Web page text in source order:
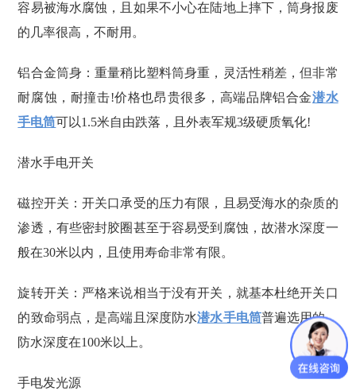
容易被海水腐蚀，且如果不小心在陆地上摔下，筒身报废
的几率很高，不耐用。
铝合金筒身：重量稍比塑料筒身重，灵活性稍差，但非常
耐腐蚀，耐撞击!价格也昂贵很多，高端品牌铝合金潜水
手电筒可以1.5米自由跌落，且外表军规3级硬质氧化!
潜水手电开关
磁控开关：开关口承受的压力有限，且易受海水的杂质的
渗透，有些密封胶圈甚至于容易受到腐蚀，故潜水深度一
般在30米以内，且使用寿命非常有限。
旋转开关：严格来说相当于没有开关，就基本杜绝开关口
的致命弱点，是高端且深度防水潜水手电筒普遍选用的，
防水深度在100米以上。
手电发光源